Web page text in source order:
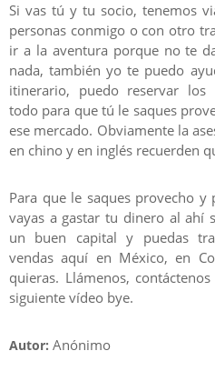
Si vas tú y tu socio, tenemos
personas conmigo o con otro
ir a la aventura porque no te
nada, también yo te puedo
itinerario, puedo reservar los
todo para que tú le saques
ese mercado. Obviamente la
en chino y en inglés recuerden
Para que le saques provecho y
vayas a gastar tu dinero al ahí
un buen capital y puedas
vendas aquí en México, en
quieras. Llámenos,
siguiente vídeo bye.
Autor: Anónimo